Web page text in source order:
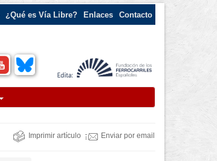
¿Qué es Vía Libre? Enlaces Contacto
Imprimir artículo Enviar por email